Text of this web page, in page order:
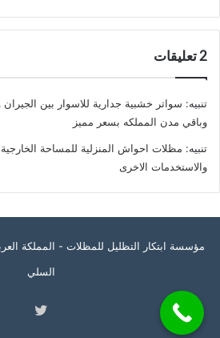
‫2 تعليقات
تنبيه: سواتر خشبية جدارية للاسوار بين الجيران
وباقي مدن المملكه بسعر مميز
تنبيه: مظلات احواش المنزلية للمساحة
والاستخدمات الاخرى
مؤسسة ابتكار التظليل للمظلات - المملكة
السلي